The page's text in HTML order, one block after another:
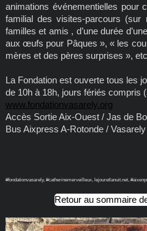
animations événementielles pour
familial des visites-parcours (sur
familles et amis , d’une durée
aux œufs pour Pâques », « les
mères et des pères surprises », etc
La Fondation est ouverte tous les
de 10h à 18h, jours fériés compris
www.fondationvasarely.org
Accès Sortie Aix-Ouest / Jas de
Bus Aixpress A-Rotonde / Vasarely
#fondationvasarely, #catherinemerveilleux, lejouretlanuit.net,
Retour au sommaire